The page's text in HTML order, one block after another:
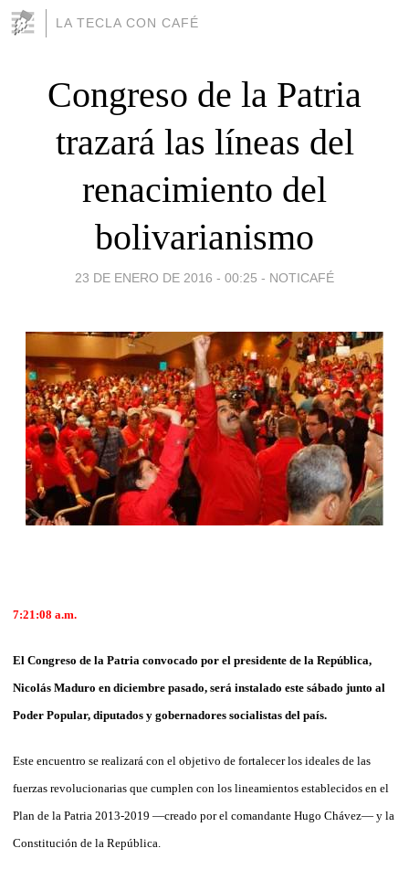
LA TECLA CON CAFÉ
Congreso de la Patria
trazará las líneas del
renacimiento del
bolivarianismo
23 DE ENERO DE 2016 - 00:25 - NOTICAFÉ
7:21:08 a.m.
El Congreso de la Patria convocado por el presidente de la República,
Nicolás Maduro en diciembre pasado, será instalado este sábado junto al
Poder Popular, diputados y gobernadores socialistas del país.
Este encuentro se realizará con el objetivo de fortalecer los ideales de las
fuerzas revolucionarias que cumplen con los lineamientos establecidos en el
Plan de la Patria 2013-2019 —creado por el comandante Hugo Chávez— y la
Constitución de la República.